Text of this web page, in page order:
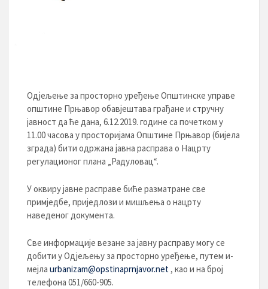
Одјељење за просторно уређење Општинске управе
општине Прњавор обавјештава грађане и стручну
јавност да ће дана, 6.12.2019. године са почетком у
11.00 часова у просторијама Општине Прњавор (бијела
зграда) бити одржана јавна расправа o Нацрту
регулационог плана „Радуловац“.
У оквиру јавне расправе биће разматране све
примједбе, приједлози и мишљења о нацрту
наведеног документа.
Све информације везане за јавну расправу могу се
добити у Одјељењу за просторно уређење, путем и-
мејла urbanizam@opstinaprnjavor.net, као и на број
телефона 051/660-905.